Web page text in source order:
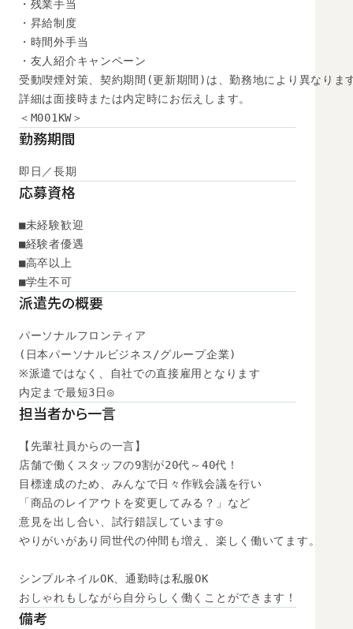
・残業手当
・昇給制度
・時間外手当
・友人紹介キャンペーン
受動喫煙対策、契約期間(更新期間)は、勤務地により異なりま
詳細は面接時または内定時にお伝えします。
＜M001KW＞
勤務期間
即日／長期
応募資格
■未経験歓迎
■経験者優遇
■高卒以上
■学生不可
派遣先の概要
パーソナルフロンティア
(日本パーソナルビジネス/グループ企業)
※派遣ではなく、自社での直接雇用となります
内定まで最短3日◎
担当者から一言
【先輩社員からの一言】
店舗で働くスタッフの9割が20代～40代！
目標達成のため、みんなで日々作戦会議を行い
「商品のレイアウトを変更してみる？」など
意見を出し合い、試行錯誤しています◎
やりがいがあり同世代の仲間も増え、楽しく働いてます。
シンプルネイルOK、通勤時は私服OK
おしゃれもしながら自分らしく働くことができます！
備考